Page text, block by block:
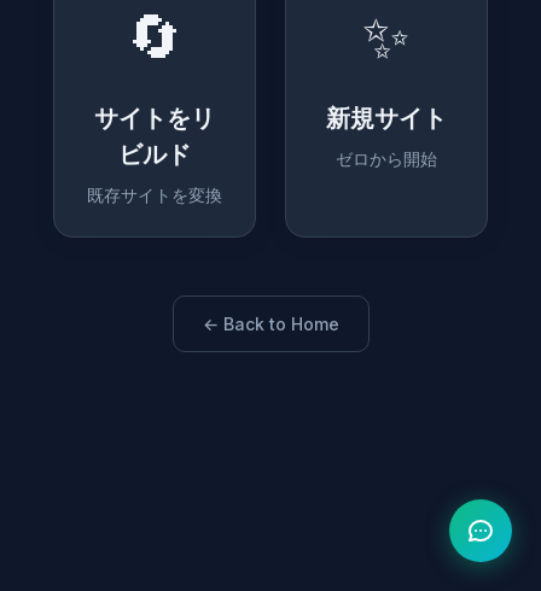
🔄
サイトをリ
ビルド
既存サイトを変換
✨
新規サイト
ゼロから開始
← Back to Home